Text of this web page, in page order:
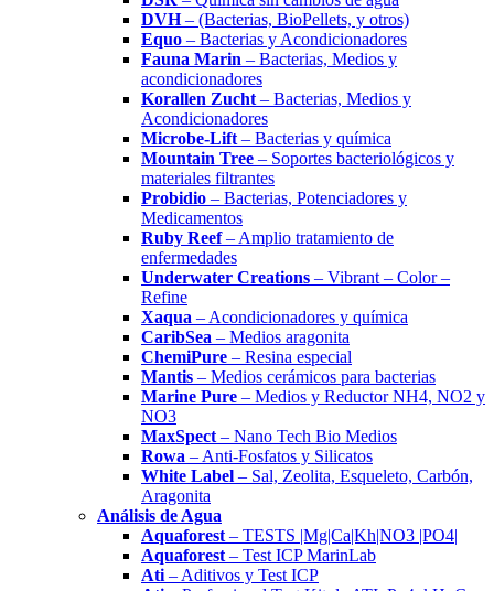
DVH– (Bacterias, BioPellets, y otros)
Equo – Bacterias y Acondicionadores
Fauna Marin – Bacterias, Medios y
acondicionadores
Korallen Zucht – Bacterias, Medios y
Acondicionadores
Microbe-Lift – Bacterias y química
Mountain Tree – Soportes bacteriológicos y
materiales filtrantes
Probidio – Bacterias, Potenciadores y
Medicamentos
Ruby Reef– Amplio tratamiento de
enfermedades
Underwater Creations – Vibrant – Color –
Refine
Xaqua – Acondicionadores y química
CaribSea – Medios aragonita
ChemiPure – Resina especial
Mantis – Medios cerámicos para bacterias
Marine Pure – Medios y Reductor NH4, NO2 y
NO3
MaxSpect – Nano Tech Bio Medios
Rowa – Anti-Fosfatos y Silicatos
White Label – Sal, Zeolita, Esqueleto, Carbón,
Aragonita
Análisis de Agua
Aquaforest – TESTS |Mg|Ca|Kh|NO3 |PO4|
Aquaforest – Test ICP MarinLab
Ati – Aditivos y Test ICP